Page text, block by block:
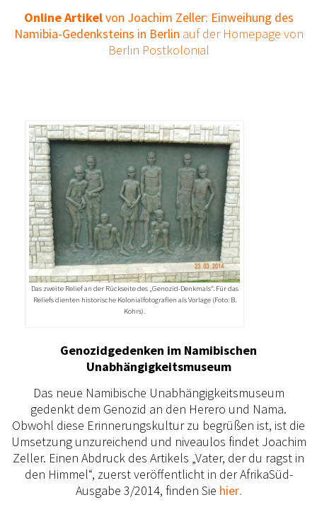
Online Artikelvon Joachim Zeller: Einweihung des
Namibia-Gedenksteins in Berlin auf der Homepage von
Berlin Postkolonial
Das zweite Relief an der Rückseite des „Genozid-Denkmals“. Für das
Reliefs dienten historische Kolonialfotografien als Vorlage (Foto: B.
Kohrs).
Genozidgedenken im Namibischen
Unabhängigkeitsmuseum
Das neue Namibische Unabhängigkeitsmuseum
gedenkt dem Genozid an den Herero und Nama.
Obwohl diese Erinnerungskultur zu begrüßen ist, ist die
Umsetzung unzureichend und niveaulos findet Joachim
Zeller. Einen Abdruck des Artikels „Vater, der du ragst in
den Himmel“, zuerst veröffentlicht in der AfrikaSüd-
Ausgabe 3/2014, finden Sie hier.